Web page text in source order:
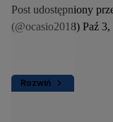
Rozwiń
Post udostępniony
(@ocasio2018) Paź